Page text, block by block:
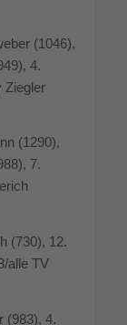
(1046),
4.
Ziegler
(1290),
7.
(730), 12.
alle TV
(983), 4.